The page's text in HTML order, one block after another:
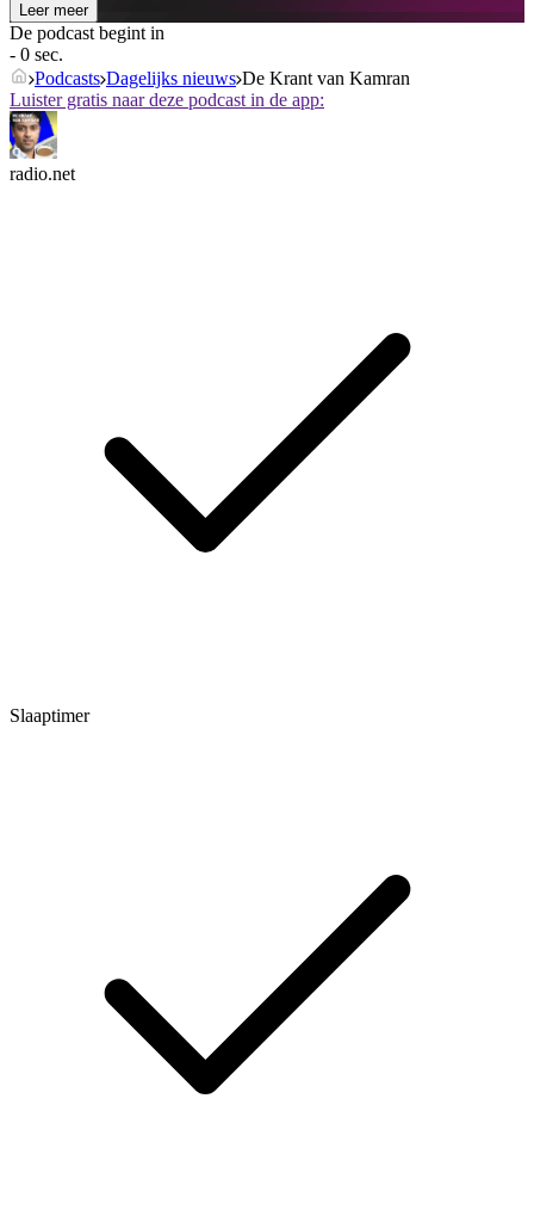
Leer meer
De podcast begint in
- 0 sec.
Podcasts Dagelijks nieuws De Krant van Kamran
Luister gratis naar deze podcast in de app:
radio.net
Slaaptimer